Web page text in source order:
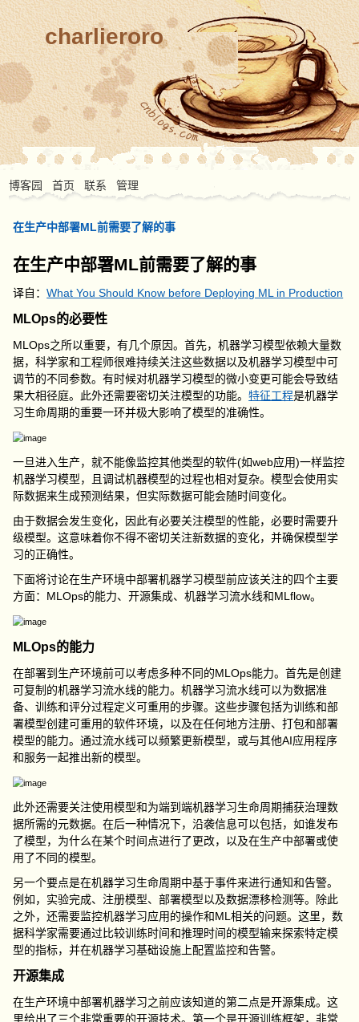
charlieroro
博客园 首页 联系 管理
在生产中部署ML前需要了解的事
在生产中部署ML前需要了解的事
译自：What You Should Know before Deploying ML in Production
MLOps的必要性
MLOps之所以重要，有几个原因。首先，机器学习模型依赖大量数
据，科学家和工程师很难持续关注这些数据以及机器学习模型中可
调节的不同参数。有时候对机器学习模型的微小变更可能会导致结
果大相径庭。此外还需要密切关注模型的功能。特征工程是机器学
习生命周期的重要一环并极大影响了模型的准确性。
一旦进入生产，就不能像监控其他类型的软件(如web应用)一样监控
机器学习模型，且调试机器模型的过程也相对复杂。模型会使用实
际数据来生成预测结果，但实际数据可能会随时间变化。
由于数据会发生变化，因此有必要关注模型的性能，必要时需要升
级模型。这意味着你不得不密切关注新数据的变化，并确保模型学
习的正确性。
下面将讨论在生产环境中部署机器学习模型前应该关注的四个主要
方面：MLOps的能力、开源集成、机器学习流水线和MLflow。
MLOps的能力
在部署到生产环境前可以考虑多种不同的MLOps能力。首先是创建
可复制的机器学习流水线的能力。机器学习流水线可以为数据准
备、训练和评分过程定义可重用的步骤。这些步骤包括为训练和部
署模型创建可重用的软件环境，以及在任何地方注册、打包和部署
模型的能力。通过流水线可以频繁更新模型，或与其他AI应用程序
和服务一起推出新的模型。
此外还需要关注使用模型和为端到端机器学习生命周期捕获治理数
据所需的元数据。在后一种情况下，沿袭信息可以包括，如谁发布
了模型，为什么在某个时间点进行了更改，以及在生产中部署或使
用了不同的模型。
另一个要点是在机器学习生命周期中基于事件来进行通知和告警。
例如，实验完成、注册模型、部署模型以及数据漂移检测等。除此
之外，还需要监控机器学习应用的操作和ML相关的问题。这里，数
据科学家需要通过比较训练时间和推理时间的模型输来探索特定模
型的指标，并在机器学习基础设施上配置监控和告警。
开源集成
在生产环境中部署机器学习之前应该知道的第二点是开源集成。这
里给出了三个非常重要的开源技术。第一个是开源训练框架，非常